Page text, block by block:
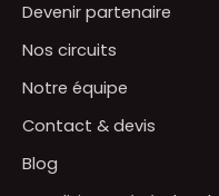
Devenir partenaire
Nos circuits
Notre équipe
Contact & devis
Blog